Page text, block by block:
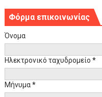
Φόρμα επικοινωνίας
Όνομα
Ηλεκτρονικό ταχυδρομείο *
Μήνυμα*